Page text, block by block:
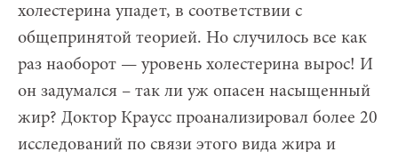
холестерина упадет, в соответствии с
общепринятой теорией. Но случилось все как
раз наоборот — уровень холестерина вырос! И
он задумался – так ли уж опасен насыщенный
жир? Доктор Краусс проанализировал более 20
исследований по связи этого вида жира и